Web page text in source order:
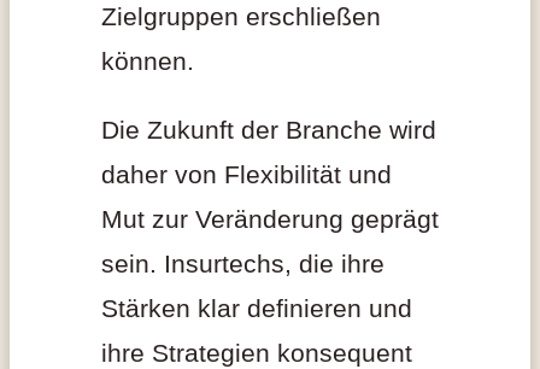
Zielgruppen erschließen
können.
Die Zukunft der Branche wird
daher von Flexibilität und
Mut zur Veränderung geprägt
sein. Insurtechs, die ihre
Stärken klar definieren und
ihre Strategien konsequent